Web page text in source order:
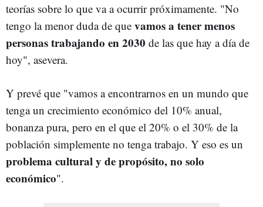
teorías sobre lo que va a ocurrir próximamente. "No
tengo la menor duda de que vamos a tener menos
personas trabajando en 2030 de las que hay a día de
hoy", asevera.
Y prevé que "vamos a encontrarnos en un mundo que
tenga un crecimiento económico del 10% anual,
bonanza pura, pero en el que el 20% o el 30% de la
población simplemente no tenga trabajo. Y eso es un
problema cultural y de propósito, no solo
económico".